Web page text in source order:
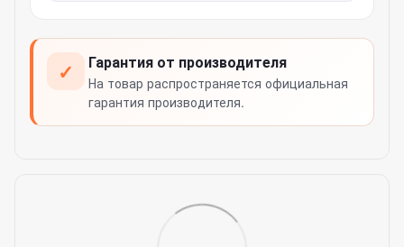
✓ Гарантия от производителя
На товар распространяется официальная
гарантия производителя.